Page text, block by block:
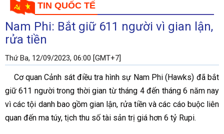
TIN QUỐC TẾ
Nam Phi: Bắt giữ 611 người vì gian lận,
rửa tiền
Thứ Ba, 12/09/2023, 06:00 [GMT+7]
Cơ quan Cảnh sát điều tra hình sự Nam Phi (Hawks) đã bắt
giữ 611 người trong thời gian từ tháng 4 đến tháng 6 năm nay
vì các tội danh bao gồm gian lận, rửa tiền và các cáo buộc liên
quan đến ma túy, tịch thu số tài sản trị giá hơn 6 tỷ Rupi.